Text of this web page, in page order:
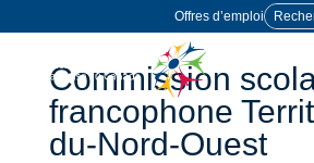
Offres d’emploi
Commission
francophone
du-Nord-Ouest